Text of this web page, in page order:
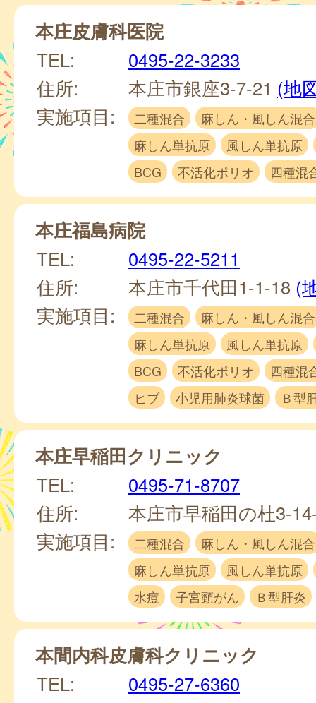
本庄皮膚科医院
TEL:
0495-22-3233
住所:
本庄市銀座3-7-21 (地
実施項目:
二種混合
麻しん・風しん混合
麻しん単抗原
風しん単抗原
BCG
不活化ポリオ 四種混
本庄福島病院
TEL:
0495-22-5211
住所:
本庄市千代田1-1-18 (
実施項目:
二種混合
麻しん・風しん混合
麻しん単抗原
風しん単抗原
BCG
不活化ポリオ
四種混
ヒブ
小児用肺炎球菌 Ｂ型
本庄早稲田クリニック
TEL:
0495-71-8707
住所:
本庄市早稲田の杜3-
実施項目:
二種混合
麻しん・風しん混合
麻しん単抗原
風しん単抗原
水痘
子宮頸がん Ｂ型肝炎
本間内科皮膚科クリニック
TEL:
0495-27-6360